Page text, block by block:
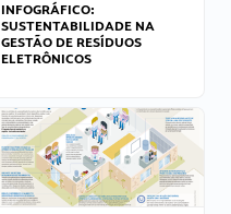
INFOGRÁFICO:
SUSTENTABILIDADE NA
GESTÃO DE RESÍDUOS
ELETRÔNICOS